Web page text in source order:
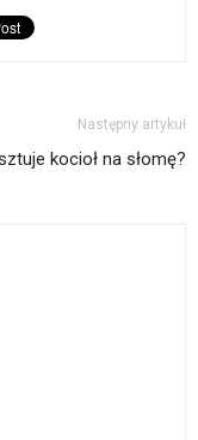
Następny artykuł
kocioł na słomę?